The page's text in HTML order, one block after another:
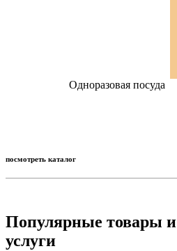
Одноразовая посуда
посмотреть каталог
Популярные товары и
услуги